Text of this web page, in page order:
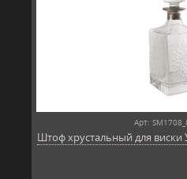
Арт:
Штоф хрустальный для